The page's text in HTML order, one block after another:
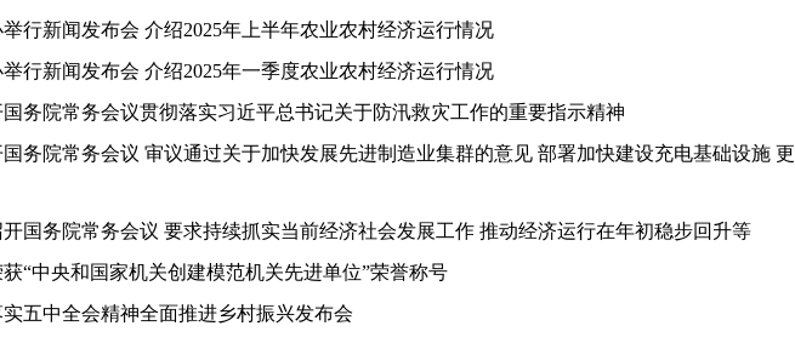
行新闻发布会 介绍2025年上半年农业农村经济运行情况
行新闻发布会 介绍2025年一季度农业农村经济运行情况
务院常务会议贯彻落实习近平总书记关于防汛救灾工作的重要指示精神
务院常务会议 审议通过关于加快发展先进制造业集群的意见 部署加快建设充电基础设施
国务院常务会议 要求持续抓实当前经济社会发展工作 推动经济运行在年初稳步回升等
“中央和国家机关创建模范机关先进单位”荣誉称号
五中全会精神全面推进乡村振兴发布会